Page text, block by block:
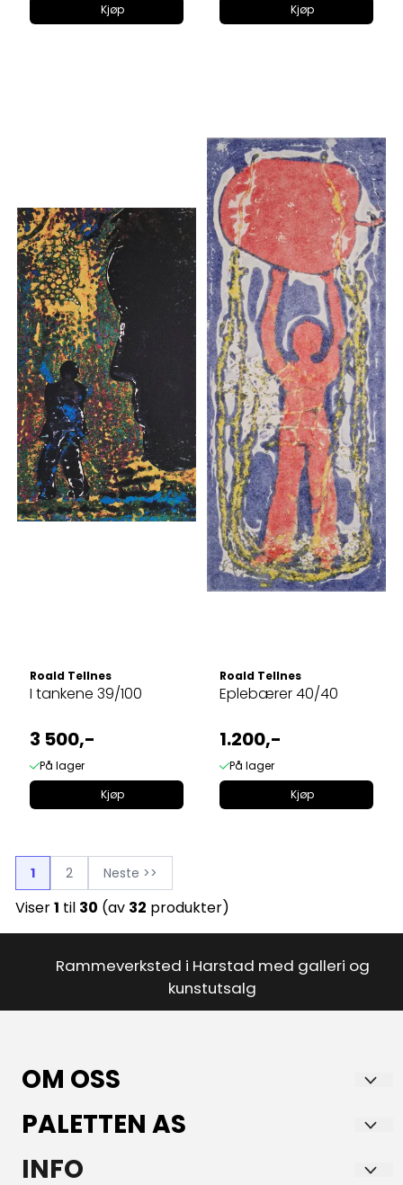
Kjøp
Kjøp
Roald Tellnes
I tankene 39/100
3 500,-
På lager
Kjøp
Roald Tellnes
Eplebærer 40/40
1.200,-
På lager
Kjøp
1 2 Neste >>
Viser1 til 30 (av 32 produkter)
Rammeverksted i Harstad med galleri og
kunstutsalg
OM OSS
Paletten AS Kunst og Innramming
innramming og godt design.
PALETTEN AS
Storgata 7
INFO